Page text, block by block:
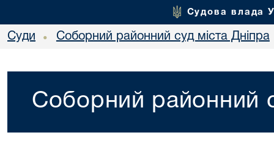
Судова влада
Суди • Соборний районний суд міста Дніпра
Соборний районний